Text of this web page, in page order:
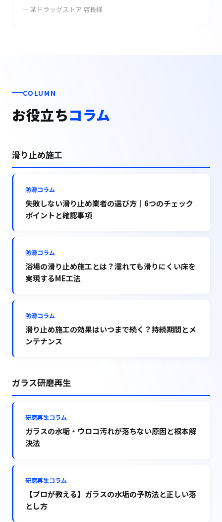
— 某ドラッグストア 店長様
COLUMN
お役立ちコラム
滑り止め施工
防滑コラム
失敗しない滑り止め業者の選び方｜6つのチェック
ポイントと確認事項
防滑コラム
浴場の滑り止め施工とは？濡れても滑りにくい床を
実現するME工法
防滑コラム
滑り止め施工の効果はいつまで続く？持続期間とメ
ンテナンス
ガラス研磨再生
研磨再生コラム
ガラスの水垢・ウロコ汚れが落ちない原因と根本解
決法
研磨再生コラム
【プロが教える】ガラスの水垢の予防法と正しい落
とし方